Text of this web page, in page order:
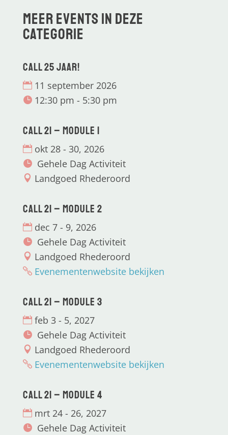
Meer events in deze
categorie
CALL 25 jaar!
11 september 2026
12:30 pm - 5:30 pm
CALL 21 – Module 1
okt 28 - 30, 2026
Gehele Dag Activiteit
Landgoed Rhederoord
CALL 21 – Module 2
dec 7 - 9, 2026
Gehele Dag Activiteit
Landgoed Rhederoord
Evenementenwebsite bekijken
CALL 21 – Module 3
feb 3 - 5, 2027
Gehele Dag Activiteit
Landgoed Rhederoord
Evenementenwebsite bekijken
CALL 21 – Module 4
mrt 24 - 26, 2027
Gehele Dag Activiteit